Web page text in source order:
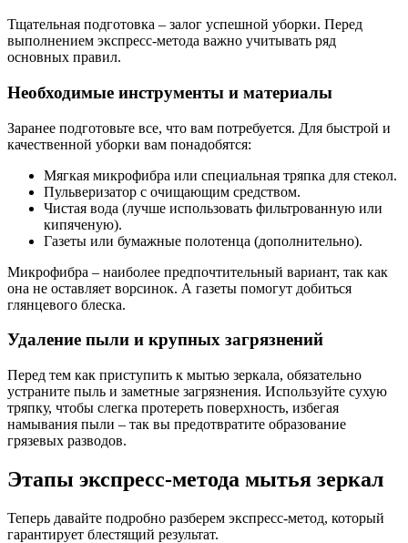
Тщательная подготовка – залог успешной уборки. Перед
выполнением экспресс-метода важно учитывать ряд
основных правил.
Необходимые инструменты и материалы
Заранее подготовьте все, что вам потребуется. Для быстрой и
качественной уборки вам понадобятся:
Мягкая микрофибра или специальная тряпка для стекол.
Пульверизатор с очищающим средством.
Чистая вода (лучше использовать фильтрованную или
кипяченую).
Газеты или бумажные полотенца (дополнительно).
Микрофибра – наиболее предпочтительный вариант, так как
она не оставляет ворсинок. А газеты помогут добиться
глянцевого блеска.
Удаление пыли и крупных загрязнений
Перед тем как приступить к мытью зеркала, обязательно
устраните пыль и заметные загрязнения. Используйте сухую
тряпку, чтобы слегка протереть поверхность, избегая
намывания пыли – так вы предотвратите образование
грязевых разводов.
Этапы экспресс-метода мытья зеркал
Теперь давайте подробно разберем экспресс-метод, который
гарантирует блестящий результат.